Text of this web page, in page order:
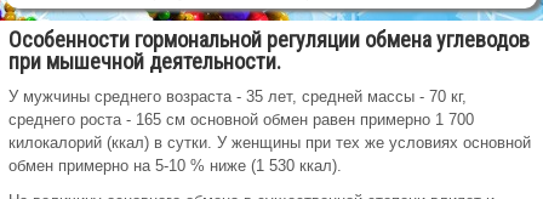
Особенности гормональной регуляции обмена углеводов
при мышечной деятельности.
У мужчины среднего возраста - 35 лет, средней массы - 70 кг,
среднего роста - 165 см основной обмен равен примерно 1 700
килокалорий (ккал) в сутки. У женщины при тех же условиях основной
обмен примерно на 5-10 % ниже (1 530 ккал).